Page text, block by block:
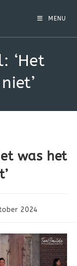
MENU
‘Het
was het
2024